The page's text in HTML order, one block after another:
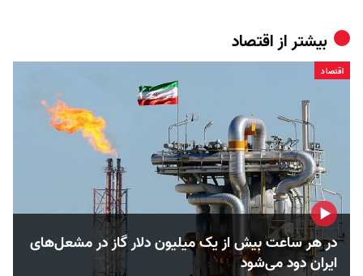
بیشتر ازاقتصاد
اقتصاد
در هر ساعت بیش از یک میلیون دلار گاز در مشعل‌های
ایران دود می‌شود